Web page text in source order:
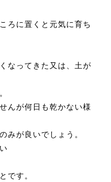
ろに置くと元気に育ち
なってきた又は、土が
んが何日も乾かない様
みが良いでしょう。
です。